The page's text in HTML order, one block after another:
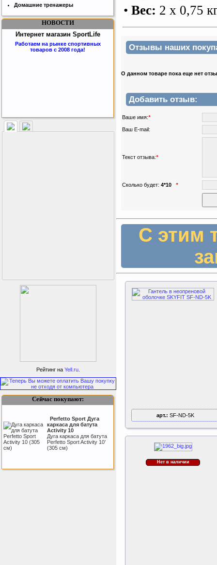
• Вес: 2 х 0,75
Отзывы наших
О данном товаре пока еще нет
Добавить отзыв:
Ваше имя:*
Ваш E-mail:
Текст отзыва:*
Сколько будет: 4*10 *
С этим
арт.: SF-ND-5K
Нет в наличии
Домашние тренажеры
НОВОСТИ
Интернет магазин SportLife
Работаем на рынке спортивных
товаров с 2008 года!
Бесплатная сборка и доставка
Рейтинг на Yell.ru
Сейчас покупают:
Perfetto Sport Дуга
каркаса для батута
Activity 10
Дуга каркаса для батута
Perfetto Sport Activity 10’
(305 см)